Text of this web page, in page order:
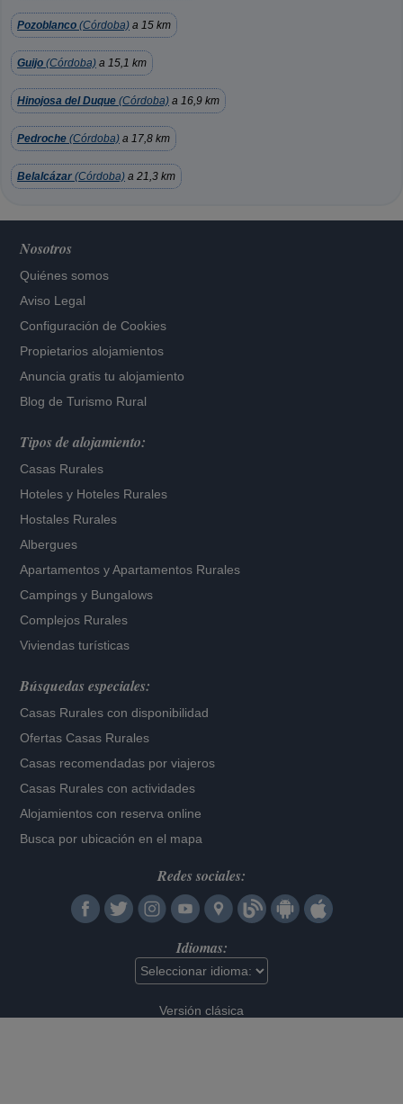
Pozoblanco (Córdoba) a 15 km
Guijo (Córdoba) a 15,1 km
Hinojosa del Duque (Córdoba) a 16,9 km
Pedroche (Córdoba) a 17,8 km
Belalcázar (Córdoba) a 21,3 km
Nosotros
Quiénes somos
Aviso Legal
Configuración de Cookies
Propietarios alojamientos
Anuncia gratis tu alojamiento
Blog de Turismo Rural
Tipos de alojamiento:
Casas Rurales
Hoteles y Hoteles Rurales
Hostales Rurales
Albergues
Apartamentos yApartamentos Rurales
Campings y Bungalows
Complejos Rurales
Viviendas turísticas
Búsquedas especiales:
Casas Rurales con disponibilidad
Ofertas Casas Rurales
Casas recomendadas por viajeros
Casas Rurales con actividades
Alojamientos con reserva online
Busca por ubicación en el mapa
Redes sociales:
Idiomas:
Versión clásica